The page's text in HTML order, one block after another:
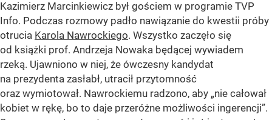
Kazimierz Marcinkiewicz był gościem w programie TVP
Info. Podczas rozmowy padło nawiązanie do kwestii próby
otrucia Karola Nawrockiego. Wszystko zaczęło się
od książki prof. Andrzeja Nowaka będącej wywiadem
rzeką. Ujawniono w niej, że ówczesny kandydat
na prezydenta zasłabł, utracił przytomność
oraz wymiotował. Nawrockiemu radzono, aby „nie całował
kobiet w rękę, bo to daje przeróżne możliwości ingerencji”.